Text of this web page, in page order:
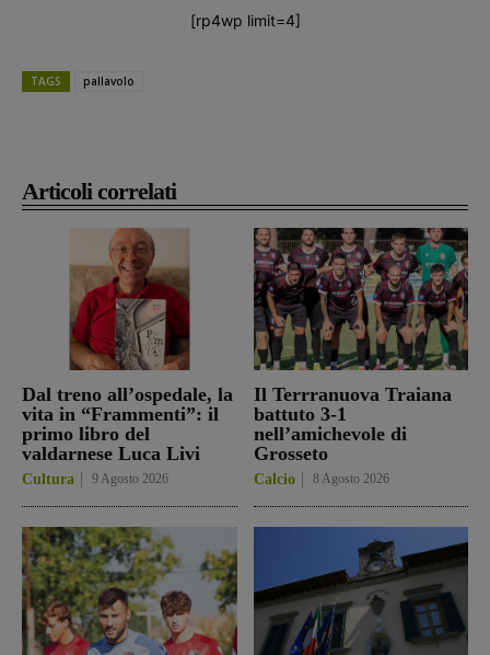
Articoli correlati
Dal treno all’ospedale, la
vita in “Frammenti”: il
primo libro del
valdarnese Luca Livi
Cultura 9 Agosto 2026
Il Terrranuova Traiana
battuto 3-1
nell’amichevole di
Grosseto
Calcio 8 Agosto 2026
[rp4wp limit=4]
TAGS pallavolo